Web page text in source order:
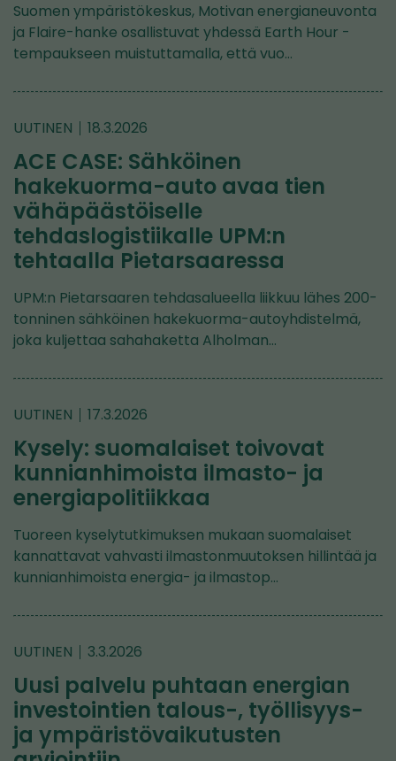
Suomen ympäristökeskus, Motivan energianeuvonta
ja Flaire-hanke osallistuvat yhdessä Earth Hour -
tempaukseen muistuttamalla, että vuo…
UUTINEN 18.3.2026
ACE CASE: Sähköinen
hakekuorma-auto avaa tien
vähäpäästöiselle
tehdaslogistiikalle UPM:n
tehtaalla Pietarsaaressa
UPM:n Pietarsaaren tehdasalueella liikkuu lähes 200-
tonninen sähköinen hakekuorma-autoyhdistelmä,
joka kuljettaa sahahaketta Alholman…
UUTINEN 17.3.2026
Kysely: suomalaiset toivovat
kunnianhimoista ilmasto- ja
energiapolitiikkaa
Tuoreen kyselytutkimuksen mukaan suomalaiset
kannattavat vahvasti ilmastonmuutoksen hillintää ja
kunnianhimoista energia- ja ilmastop…
UUTINEN 3.3.2026
Uusi palvelu puhtaan energian
investointien talous-, työllisyys-
ja ympäristövaikutusten